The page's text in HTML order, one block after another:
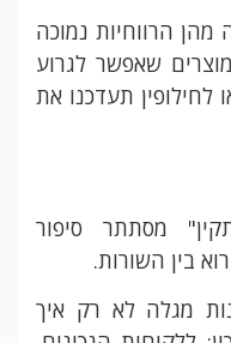
מהן הרווחיות נמוכה
שאפשר לגרוע
לחילופין תעדכנו את
מסתתר סיפור
בין השורות.
מגלה לא רק איך